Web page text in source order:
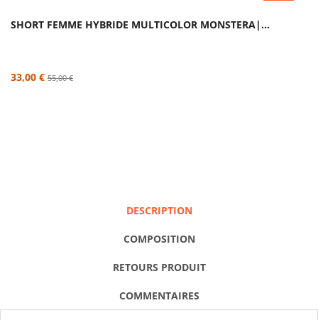
SHORT FEMME HYBRIDE MULTICOLOR MONSTERA|...
33,00 € 55,00 €
DESCRIPTION
COMPOSITION
RETOURS PRODUIT
COMMENTAIRES